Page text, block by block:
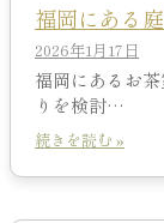
福岡にある
2026年1月17日
福岡にあるお
りを検討…
続きを読む »